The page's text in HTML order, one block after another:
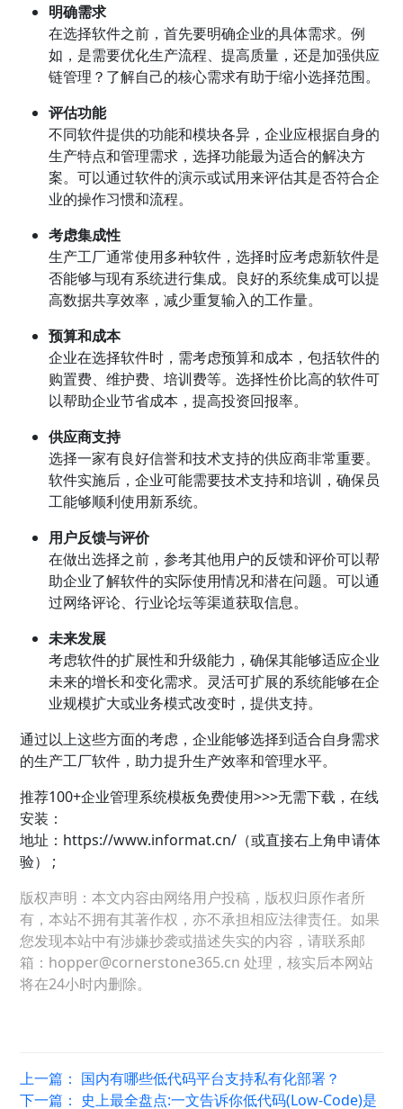
明确需求
在选择软件之前，首先要明确企业的具体需求。例
如，是需要优化生产流程、提高质量，还是加强供应
链管理？了解自己的核心需求有助于缩小选择范围。
评估功能
不同软件提供的功能和模块各异，企业应根据自身的
生产特点和管理需求，选择功能最为适合的解决方
案。可以通过软件的演示或试用来评估其是否符合企
业的操作习惯和流程。
考虑集成性
生产工厂通常使用多种软件，选择时应考虑新软件是
否能够与现有系统进行集成。良好的系统集成可以提
高数据共享效率，减少重复输入的工作量。
预算和成本
企业在选择软件时，需考虑预算和成本，包括软件的
购置费、维护费、培训费等。选择性价比高的软件可
以帮助企业节省成本，提高投资回报率。
供应商支持
选择一家有良好信誉和技术支持的供应商非常重要。
软件实施后，企业可能需要技术支持和培训，确保员
工能够顺利使用新系统。
用户反馈与评价
在做出选择之前，参考其他用户的反馈和评价可以帮
助企业了解软件的实际使用情况和潜在问题。可以通
过网络评论、行业论坛等渠道获取信息。
未来发展
考虑软件的扩展性和升级能力，确保其能够适应企业
未来的增长和变化需求。灵活可扩展的系统能够在企
业规模扩大或业务模式改变时，提供支持。
通过以上这些方面的考虑，企业能够选择到适合自身需求
的生产工厂软件，助力提升生产效率和管理水平。
推荐100+企业管理系统模板免费使用>>>无需下载，在线
安装：
地址： https://www.informat.cn/（或直接右上角申请体
验） ;
版权声明：本文内容由网络用户投稿，版权归原作者所
有，本站不拥有其著作权，亦不承担相应法律责任。如果
您发现本站中有涉嫌抄袭或描述失实的内容，请联系邮
箱：hopper@cornerstone365.cn 处理，核实后本网站
将在24小时内删除。
上一篇： 国内有哪些低代码平台支持私有化部署？
下一篇： 史上最全盘点:一文告诉你低代码(Low-Code)是